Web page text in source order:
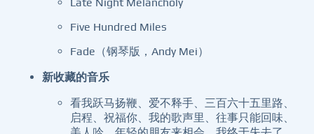
Five Hundred Miles
Fade（钢琴版，Andy Mei）
新收藏的音乐
看我跃马扬鞭、爱不释手、三百六十五里路、
启程、祝福你、我的歌声里、往事只能回味、